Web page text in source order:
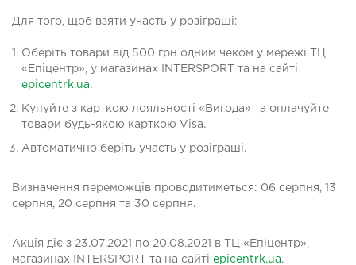
Для того, щоб взяти участь у розіграші:
Оберіть товари від 500 грн одним чеком у мережі ТЦ
«Епіцентр», у магазинах INTERSPORT та на сайті
epicentrk.ua.
Купуйте з карткою лояльності «Вигода» та оплачуйте
товари будь-якою карткою Visa.
Автоматично беріть участь у розіграші.
Визначення переможців проводитиметься: 06 серпня, 13
серпня, 20 серпня та 30 серпня.
Акція діє з 23.07.2021 по 20.08.2021 в ТЦ «Епіцентр»,
магазинах INTERSPORT та на сайті epicentrk.ua.